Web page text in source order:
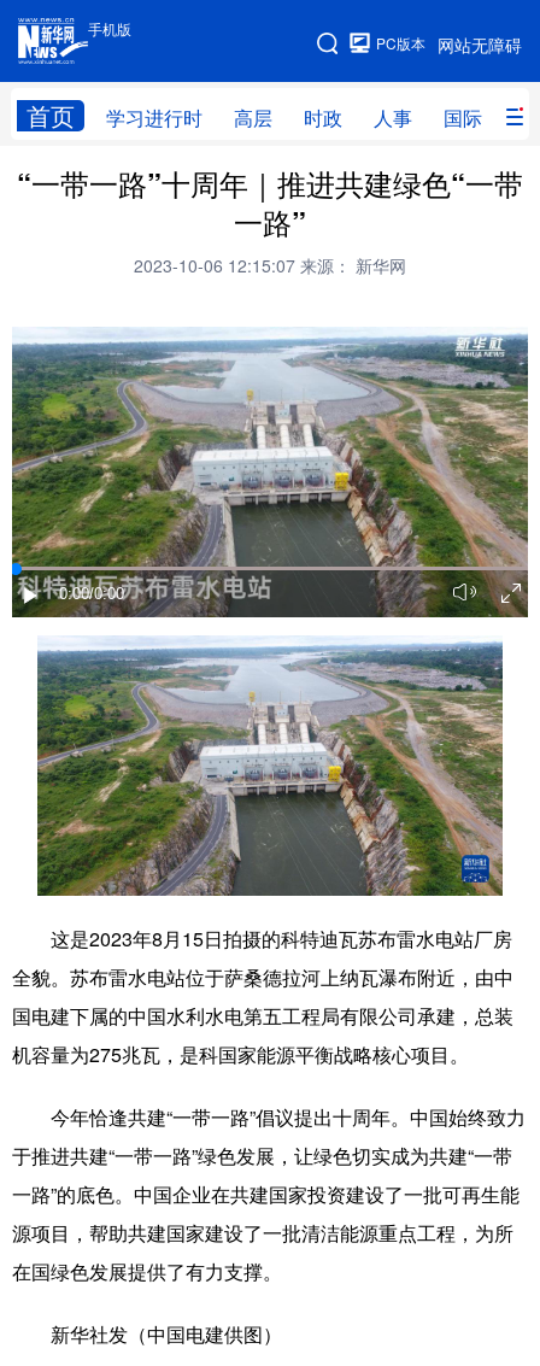
手机版
网站无障碍
PC版本
首页 学习进行时 高层 时政 人事 国际 财
手机版
网站地图
学习进行时 高层 时政 人事
全球连线
科技 科创 量子 体育
文化 书画 健康 军事
访谈 视频 图片 政务
法律 中央文件 金融 汽车
食品 人居 信息化 数字经济
学术中国 乡村振兴 溯源中国
城市 旅游 能源 会展
彩票 娱乐 时尚 悦读
公益 一带一路 亚太网 上市公司
文化产业
地方频道
北京 天津 河北 山西
辽宁 吉林 上海 江苏
四川 贵州 云南 西藏
陕西 甘肃 青海 宁夏
新疆 内蒙古
“一带一路”十周年｜推进共建绿色“一带
一路”
2023-10-06 12:15:07 来源： 新华网
0:00/0:00
这是2023年8月15日拍摄的科特迪瓦苏布雷水电站厂房
全貌。苏布雷水电站位于萨桑德拉河上纳瓦瀑布附近，由中
国电建下属的中国水利水电第五工程局有限公司承建，总装
机容量为275兆瓦，是科国家能源平衡战略核心项目。
今年恰逢共建“一带一路”倡议提出十周年。中国始终致力
于推进共建“一带一路”绿色发展，让绿色切实成为共建“一带
一路”的底色。中国企业在共建国家投资建设了一批可再生能
源项目，帮助共建国家建设了一批清洁能源重点工程，为所
在国绿色发展提供了有力支撑。
新华社发（中国电建供图）